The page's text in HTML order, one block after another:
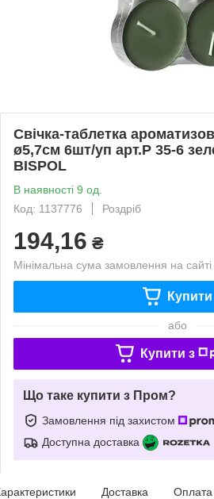
Свічка-таблетка
ø5,7см 6шт/уп арт.Р 35-6
BISPOL
В наявності 9 од.
Код: 1137776
Роздріб
194,16 ₴
Мінімальна сума замовлення на
Купити
або
Купити з
Що таке купити з Пром?
Замовлення під захистом
Доступна доставка
Доставка Оплата